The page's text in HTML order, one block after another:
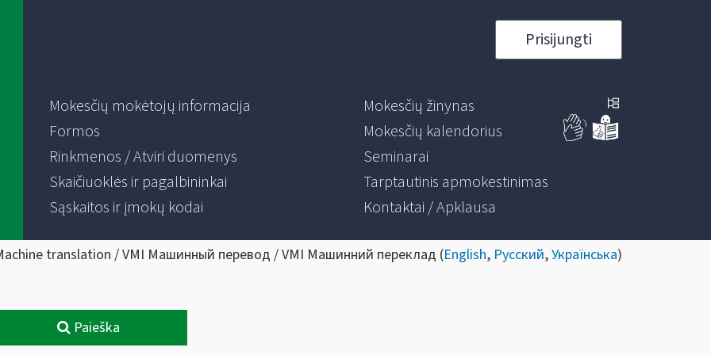
Prisijungti
Mokesčių mokėtojų informacija
Formos
Rinkmenos / Atviri duomenys
Skaičiuoklės ir pagalbininkai
Sąskaitos ir įmokų kodai
Mokesčių žinynas
Mokesčių kalendorius
Seminarai
Tarptautinis apmokestinimas
Kontaktai / Apklausa
translation / VMI Машинный перевод / VMI Машинний переклад (English, Русский,Українська)
Paieška